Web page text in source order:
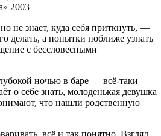
2003
не знает, куда себя приткнуть, —
делать, а попытки поближе узнать
с бессловесными
ночью в баре — всё-таки
о себе знать, молоденькая девушка
что нашли родственную
всё и так понятно. Взгляд,